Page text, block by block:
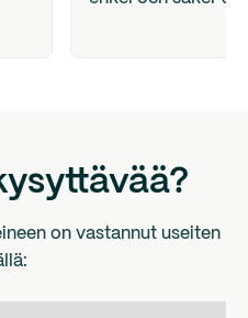
on vastannut useiten